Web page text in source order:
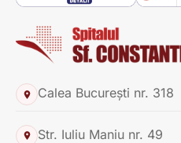
Calea București nr. 318
Str. Iuliu Maniu nr. 49